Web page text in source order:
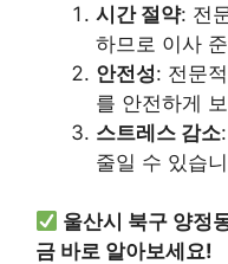
시간 절약: 전
하므로 이사
안전성: 전문
를 안전하게
스트레스 감소
줄일 수 있습
울산시 북구 양정
금 바로 알아보세요!